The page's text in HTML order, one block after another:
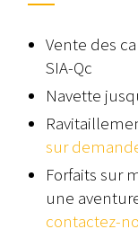
Vente des
SIA-Qc
Navette
sur
Forfaits sur
une
contactez-